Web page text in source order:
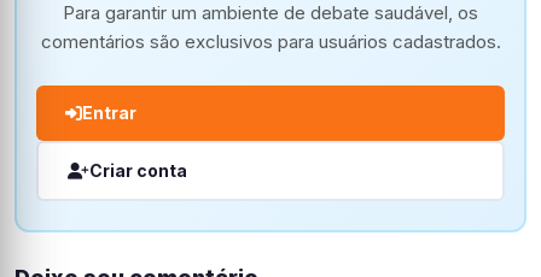
Para garantir um ambiente de debate saudável, os
comentários são exclusivos para usuários cadastrados.
Entrar
Criar conta